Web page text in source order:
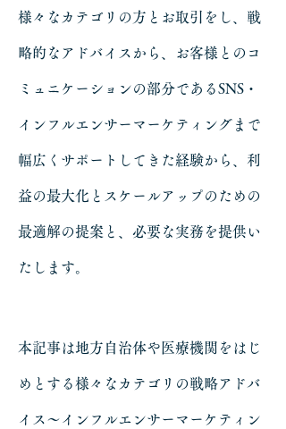
様々なカテゴリの方とお取引をし、戦
略的なアドバイスから、お客様とのコ
ミュニケーションの部分であるSNS・
インフルエンサーマーケティングまで
幅広くサポートしてきた経験から、利
益の最大化とスケールアップのための
最適解の提案と、必要な実務を提供い
たします。
本記事は地方自治体や医療機関をはじ
めとする様々なカテゴリの戦略アドバ
イス～インフルエンサーマーケティン